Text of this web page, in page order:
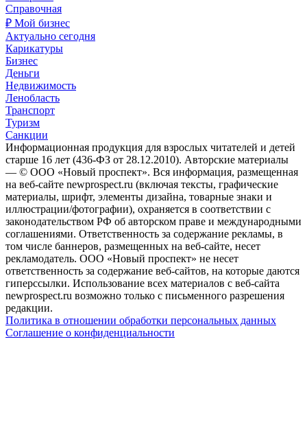
Справочная
₽ Мой бизнес
Актуально сегодня
Карикатуры
Бизнес
Деньги
Недвижимость
Ленобласть
Транспорт
Туризм
Санкции
Информационная продукция для взрослых читателей и детей
старше 16 лет (436-ФЗ от 28.12.2010). Авторские материалы
— © ООО «Новый проспект». Вся информация, размещенная
на веб-сайте newprospect.ru (включая тексты, графические
материалы, шрифт, элементы дизайна, товарные знаки и
иллюстрации/фотографии), охраняется в соответствии с
законодательством РФ об авторском праве и международными
соглашениями. Ответственность за содержание рекламы, в
том числе баннеров, размещенных на веб-сайте, несет
рекламодатель. ООО «Новый проспект» не несет
ответственность за содержание веб-сайтов, на которые даются
гиперссылки. Использование всех материалов с веб-сайта
newprospect.ru возможно только с письменного разрешения
редакции.
Политика в отношении обработки персональных данных
Соглашение о конфиденциальности